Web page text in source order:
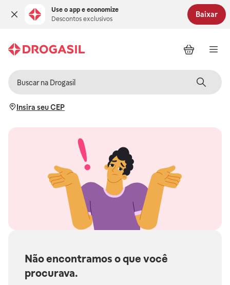
Use o app e economize
Descontos exclusivos
Baixar
Insira seu CEP
Não encontramos o que você
procurava.